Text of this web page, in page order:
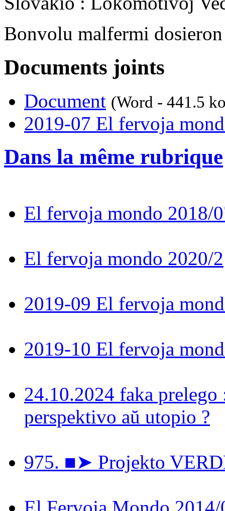
Bonvolu malfermi
Documents joints
Document (Word - 441.5
2019-07 El fervoja
Dans la même rubrique
El fervoja mondo 2018/
El fervoja mondo 2020/2
2019-09 El fervoja
2019-10 El fervoja
24.10.2024 faka
perspektivo aŭ utopio ?
975. ■➤ Projekto